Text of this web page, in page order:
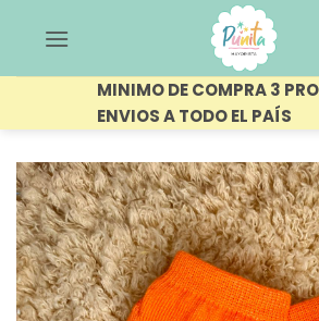
MINIMO DE COMPRA 3
ENVIOS A TODO EL PAÍS